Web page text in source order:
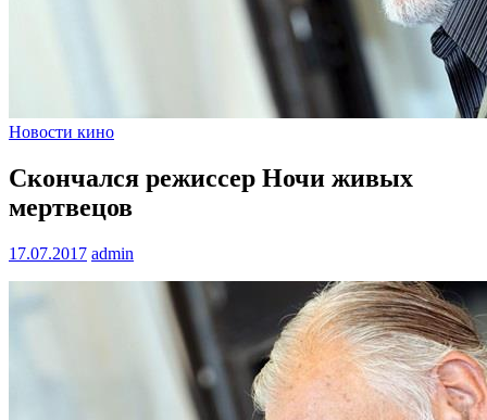
Новости кино
Скончался режиссер Ночи живых
мертвецов
17.07.2017 admin